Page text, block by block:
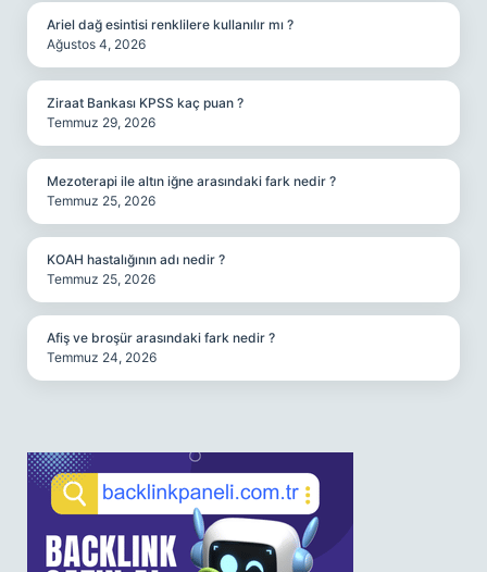
Ariel dağ esintisi renklilere kullanılır mı ?
Ağustos 4, 2026
Ziraat Bankası KPSS kaç puan ?
Temmuz 29, 2026
Mezoterapi ile altın iğne arasındaki fark nedir ?
Temmuz 25, 2026
KOAH hastalığının adı nedir ?
Temmuz 25, 2026
Afiş ve broşür arasındaki fark nedir ?
Temmuz 24, 2026